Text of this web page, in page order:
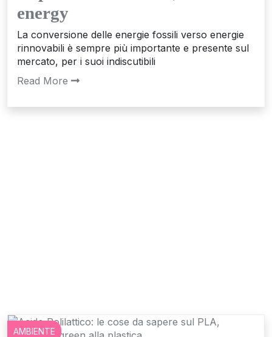
energy
La conversione delle energie fossili verso energie
rinnovabili è sempre più importante e presente sul
mercato, per i suoi indiscutibili
Read More
AMBIENTE